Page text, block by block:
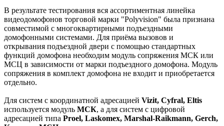
В результате тестирования вся ассортиментная линейка
видеодомофонов торговой марки "Polyvision" была признана
совместимой с многоквартирными подъездными
домофонными системами. Для приёма вызовов и
открывания подъездной двери с помощью стандартных
функций домофона необходим модуль сопряжения МСК или
МСЦ в зависимости от марки подъездного домофона. Модуль
сопряжения в комплект домофона не входит и приобретается
отдельно.
Для систем с координатной адресацией Vizit, Cyfral, Eltis
используется модуль МСК, а для систем с цифровой
адресацией типа Proel, Laskomex, Marshal-Raikmann, Gerch,